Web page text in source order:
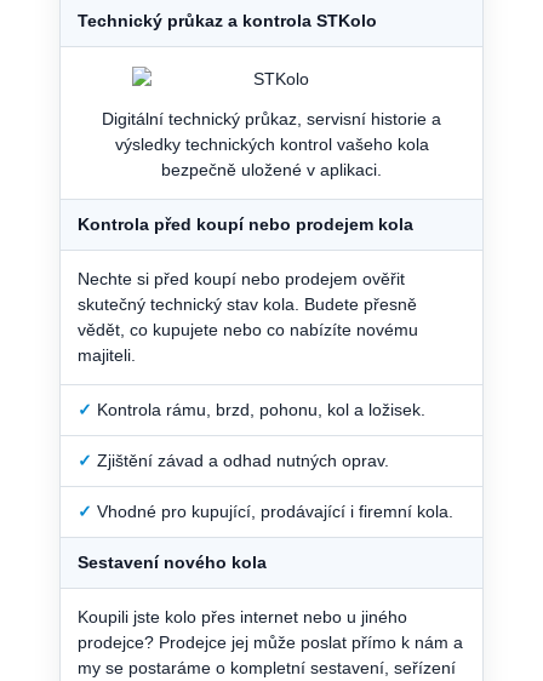
Technický průkaz a kontrola STKolo
Digitální technický průkaz, servisní historie a
výsledky technických kontrol vašeho kola
bezpečně uložené v aplikaci.
Kontrola před koupí nebo prodejem kola
Nechte si před koupí nebo prodejem ověřit
skutečný technický stav kola. Budete přesně
vědět, co kupujete nebo co nabízíte novému
majiteli.
✓ Kontrola rámu, brzd, pohonu, kol a ložisek.
✓ Zjištění závad a odhad nutných oprav.
✓ Vhodné pro kupující, prodávající i firemní kola.
Sestavení nového kola
Koupili jste kolo přes internet nebo u jiného
prodejce? Prodejce jej může poslat přímo k nám a
my se postaráme o kompletní sestavení, seřízení